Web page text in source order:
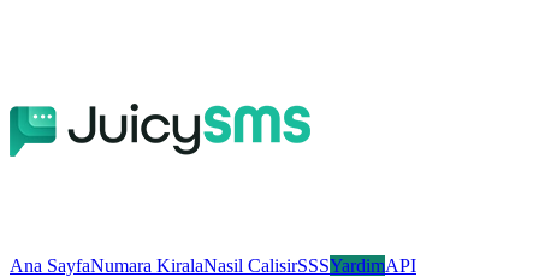
Ana SayfaNumara KiralaNasil CalisirSSSYardimAPI